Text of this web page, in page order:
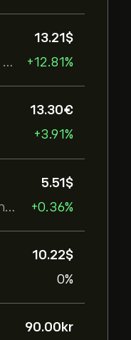
DoubleVerify Holdings Inc
13.21‎$‎
+12.81%
13.30‎€‎
+3.91%
Hotel101 Global Holdings Corp
5.51‎$‎
+0.36%
10.22‎$‎
0%
90.00‎kr‎